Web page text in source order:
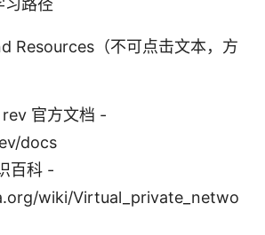
Resources（不可点击文本，方
官方文档 -
docs
百科 -
wiki/Virtual_private_netwo